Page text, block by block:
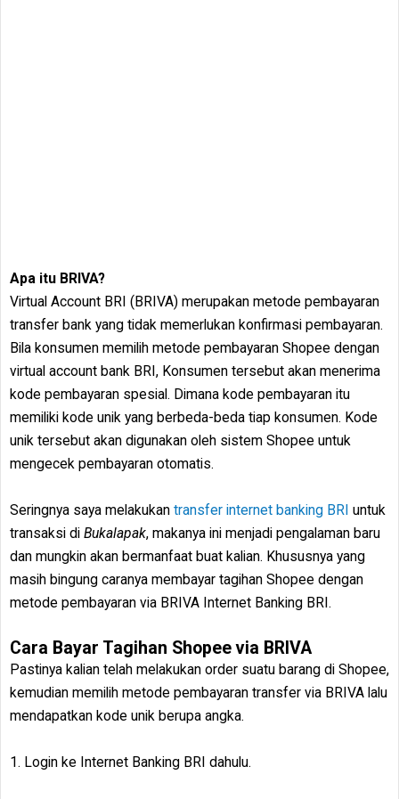
Apa itu BRIVA?
Virtual Account BRI (BRIVA) merupakan metode pembayaran
transfer bank yang tidak memerlukan konfirmasi pembayaran.
Bila konsumen memilih metode pembayaran Shopee dengan
virtual account bank BRI, Konsumen tersebut akan menerima
kode pembayaran spesial. Dimana kode pembayaran itu
memiliki kode unik yang berbeda-beda tiap konsumen. Kode
unik tersebut akan digunakan oleh sistem Shopee untuk
mengecek pembayaran otomatis.
Seringnya saya melakukan transfer internet banking BRI untuk
transaksi di Bukalapak, makanya ini menjadi pengalaman baru
dan mungkin akan bermanfaat buat kalian. Khususnya yang
masih bingung caranya membayar tagihan Shopee dengan
metode pembayaran via BRIVA Internet Banking BRI.
Cara Bayar Tagihan Shopee via BRIVA
Pastinya kalian telah melakukan order suatu barang di Shopee,
kemudian memilih metode pembayaran transfer via BRIVA lalu
mendapatkan kode unik berupa angka.
1. Login ke Internet Banking BRI dahulu.